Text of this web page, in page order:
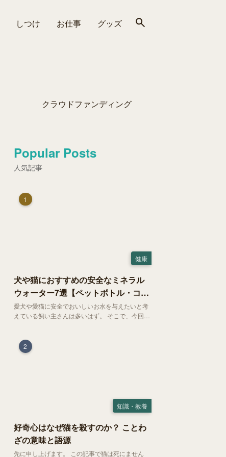
しつけ お仕事 グッズ
クラウドファンディング
Popular Posts
人気記事
1
健康
犬や猫におすすめの安全なミネラル
ウォーター7選【ペットボトル・コン
ビニ対応】
愛犬や愛猫に安全でおいしいお水を与えたいと考
えている飼い主さんは多いはず。 そこで、今回は
おすすめなものを厳選してご紹介します！
2
知識・教養
好奇心はなぜ猫を殺すのか？ ことわ
ざの意味と語源
先に申し上げます。 この記事で猫は死にません